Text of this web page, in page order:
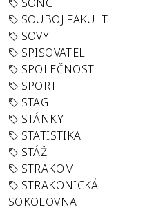
SOUBOJ FAKULT
SOVY
SPISOVATEL
SPOLEČNOST
SPORT
STAG
STÁNKY
STATISTIKA
STÁŽ
STRAKOM
STRAKONICKÁ
SOKOLOVNA